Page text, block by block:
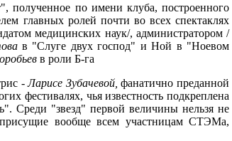
полученное по имени клуба, построенного
главных ролей почти во всех спектаклях
медицинских наук/, администратором /
в "Слуге двух господ" и Ной в "Ноевом
в роли Б-га
-Ларисе Зубачевой,фанатично преданной
фестивалях, чья известность подкреплена
Среди "звезд" первой величины нельзя не
вообще всем участницам СТЭМа,